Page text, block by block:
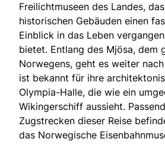
Freilichtmuseen des Landes,
historischen Gebäuden einen
Einblick in das Leben
bietet. Entlang des Mjösa, dem
Norwegens, geht es weiter
ist bekannt für ihre
Olympia-Halle, die wie ein
Wikingerschiff aussieht.
Zugstrecken dieser Reise
das Norwegische